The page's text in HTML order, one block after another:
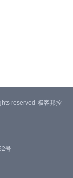
reserved. 极客邦控
号